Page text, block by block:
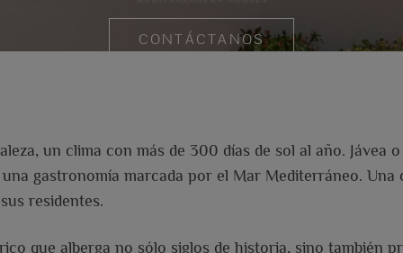
CONTÁCTANOS
un clima con más de 300 días de sol al año. Jávea
gastronomía marcada por el Mar Mediterráneo. Una
residentes.
que alberga no sólo siglos de historia, sino también